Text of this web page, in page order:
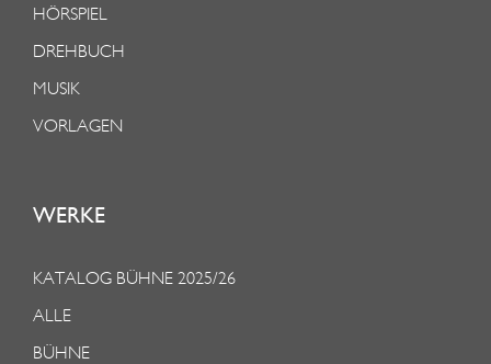
HÖRSPIEL
DREHBUCH
MUSIK
VORLAGEN
WERKE
KATALOG BÜHNE 2025/26
ALLE
BÜHNE